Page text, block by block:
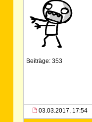
Beiträge: 353
03.03.2017, 17:54